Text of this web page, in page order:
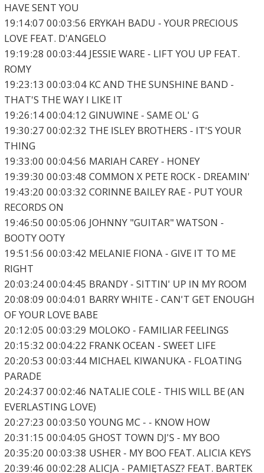
HAVE SENT YOU
19:14:07 00:03:56 ERYKAH BADU - YOUR PRECIOUS
LOVE FEAT. D'ANGELO
19:19:28 00:03:44 JESSIE WARE - LIFT YOU UP FEAT.
ROMY
19:23:13 00:03:04 KC AND THE SUNSHINE BAND -
THAT'S THE WAY I LIKE IT
19:26:14 00:04:12 GINUWINE - SAME OL' G
19:30:27 00:02:32 THE ISLEY BROTHERS - IT'S YOUR
THING
19:33:00 00:04:56 MARIAH CAREY - HONEY
19:39:30 00:03:48 COMMON X PETE ROCK - DREAMIN'
19:43:20 00:03:32 CORINNE BAILEY RAE - PUT YOUR
RECORDS ON
19:46:50 00:05:06 JOHNNY "GUITAR" WATSON -
BOOTY OOTY
19:51:56 00:03:42 MELANIE FIONA - GIVE IT TO ME
RIGHT
20:03:24 00:04:45 BRANDY - SITTIN' UP IN MY ROOM
20:08:09 00:04:01 BARRY WHITE - CAN'T GET ENOUGH
OF YOUR LOVE BABE
20:12:05 00:03:29 MOLOKO - FAMILIAR FEELINGS
20:15:32 00:04:22 FRANK OCEAN - SWEET LIFE
20:20:53 00:03:44 MICHAEL KIWANUKA - FLOATING
PARADE
20:24:37 00:02:46 NATALIE COLE - THIS WILL BE (AN
EVERLASTING LOVE)
20:27:23 00:03:50 YOUNG MC - - KNOW HOW
20:31:15 00:04:05 GHOST TOWN DJ'S - MY BOO
20:35:20 00:03:38 USHER - MY BOO FEAT. ALICIA KEYS
20:39:46 00:02:28 ALICJA - PAMIĘTASZ? FEAT. BARTEK